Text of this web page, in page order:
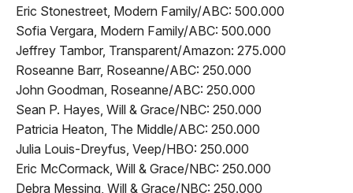
Eric Stonestreet, Modern Family/ABC: 500.000
Sofia Vergara, Modern Family/ABC: 500.000
Jeffrey Tambor, Transparent/Amazon: 275.000
Roseanne Barr, Roseanne/ABC: 250.000
John Goodman, Roseanne/ABC: 250.000
Sean P. Hayes, Will & Grace/NBC: 250.000
Patricia Heaton, The Middle/ABC: 250.000
Julia Louis-Dreyfus, Veep/HBO: 250.000
Eric McCormack, Will & Grace/NBC: 250.000
Debra Messing, Will & Grace/NBC: 250.000